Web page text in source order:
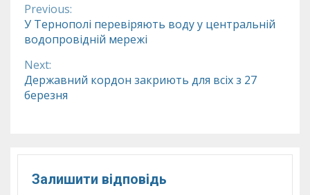
Continue
Reading
Previous:
У Тернополі перевіряють воду у центральній
водопровідній мережі
Next:
Державний кордон закриють для всіх з 27
березня
Залишити відповідь